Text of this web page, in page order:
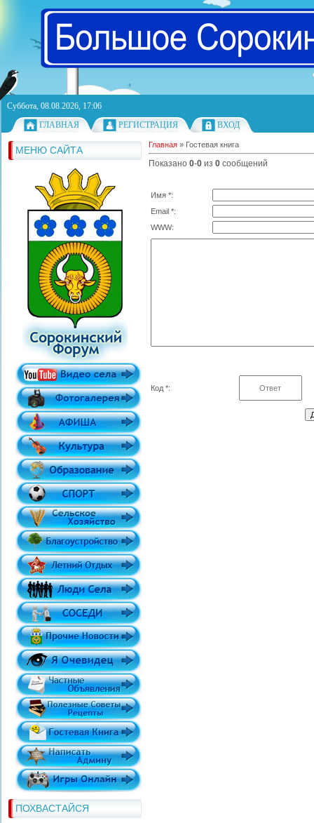
Суббота, 08.08.2026, 17:06
ГЛАВНАЯ
РЕГИСТРАЦИЯ ВХОД
МЕНЮ САЙТА
ПОХВАСТАЙСЯ
Главная » Гостевая книга
Показано 0-0 из 0 сообщений
Имя *:
Email *:
WWW:
Код *: